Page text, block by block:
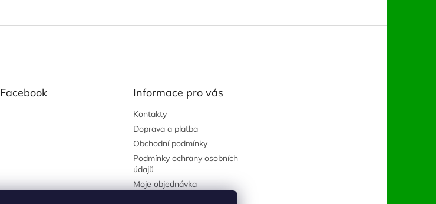
Facebook Informace pro vás
Kontakty
Doprava a platba
Obchodní podmínky
Podmínky ochrany osobních
údajů
Moje objednávka